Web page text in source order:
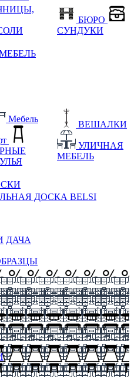
БЮРО
СУНДУКИ
Мебель
ВЕШАЛКИ
УЛИЧНАЯ
МЕБЕЛЬ
ДОСКА BELSI
ДАЧА